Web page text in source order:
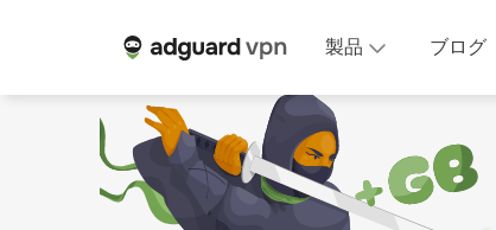
製品 ブログ